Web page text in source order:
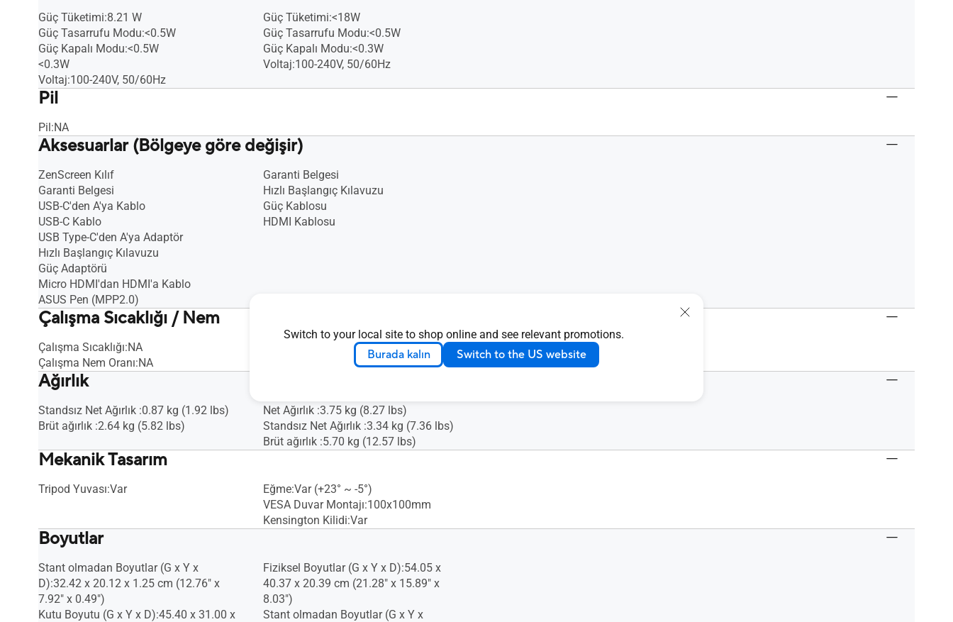
Switch to your local site to shop online and see relevant promotions.
Burada kalın Switch to the US website
Güç Tüketimi:8.21 W
Güç Tasarrufu Modu:<0.5W
Güç Kapalı Modu:<0.5W
<0.3W
Voltaj:100-240V, 50/60Hz
Güç Tüketimi:<18W
Güç Tasarrufu Modu:<0.5W
Güç Kapalı Modu:<0.3W
Voltaj:100-240V, 50/60Hz
Pil
Pil:NA
Aksesuarlar (Bölgeye göre değişir)
ZenScreen Kılıf
Garanti Belgesi
USB-C'den A'ya Kablo
USB-C Kablo
USB Type-C'den A'ya Adaptör
Hızlı Başlangıç Kılavuzu
Güç Adaptörü
Micro HDMI'dan HDMI'a Kablo
ASUS Pen (MPP2.0)
Garanti Belgesi
Hızlı Başlangıç Kılavuzu
Güç Kablosu
HDMI Kablosu
Çalışma Sıcaklığı / Nem
Çalışma Sıcaklığı:NA
Çalışma Nem Oranı:NA
Ağırlık
Standsız Net Ağırlık :0.87 kg (1.92 lbs)
Brüt ağırlık :2.64 kg (5.82 lbs)
Net Ağırlık :3.75 kg (8.27 lbs)
Standsız Net Ağırlık :3.34 kg (7.36 lbs)
Brüt ağırlık :5.70 kg (12.57 lbs)
Mekanik Tasarım
Tripod Yuvası:Var
Eğme:Var (+23° ~ -5°)
VESA Duvar Montajı:100x100mm
Kensington Kilidi:Var
Boyutlar
Stant olmadan Boyutlar (G x Y x
D):32.42 x 20.12 x 1.25 cm (12.76" x
7.92" x 0.49")
Kutu Boyutu (G x Y x D):45.40 x 31.00 x
Fiziksel Boyutlar (G x Y x D):54.05 x
40.37 x 20.39 cm (21.28" x 15.89" x
8.03")
Stant olmadan Boyutlar (G x Y x